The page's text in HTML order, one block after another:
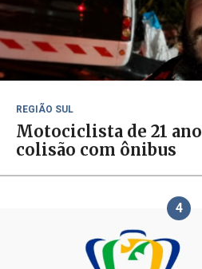
REGIÃO SUL
Motociclista de 21
colisão com ônibus
4